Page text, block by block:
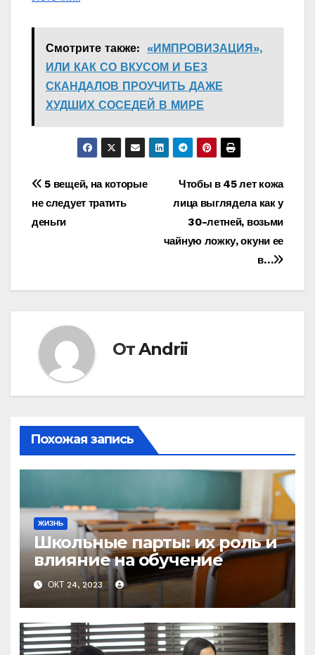
Смотрите также: «ИМПРОВИЗАЦИЯ»,
ИЛИ КАК СО ВКУСОМ И БЕЗ
СКАНДАЛОВ ПРОУЧИТЬ ДАЖЕ
ХУДШИХ СОСЕДЕЙ В МИРЕ
Навигация
по
Чтобы в 45 лет кожа
лица выглядела как у
30-летней, возьми
чайную ложку, окуни ее
в…
5 вещей, на которые
не следует тратить
деньги
ОтAndrii
Похожая запись
ЖИЗНЬ
Школьные парты: их роль и
влияние на обучение
ОКТ 24, 2023